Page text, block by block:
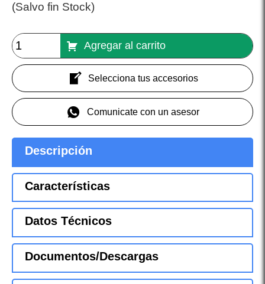
(Salvo fin Stock)
Agregar al carrito
Selecciona tus accesorios
Comunicate con un asesor
Descripción
Características
Datos Técnicos
Documentos/Descargas